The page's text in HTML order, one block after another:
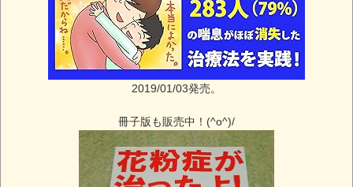
2019/01/03発売。
冊子版も販売中！(^o^)/